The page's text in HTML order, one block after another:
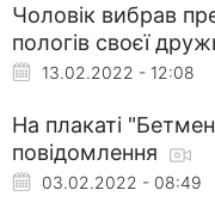
Чоловік вибрав
пологів своєї
13.02.2022 - 12:08
На плакаті
повідомлення
03.02.2022 - 08:49